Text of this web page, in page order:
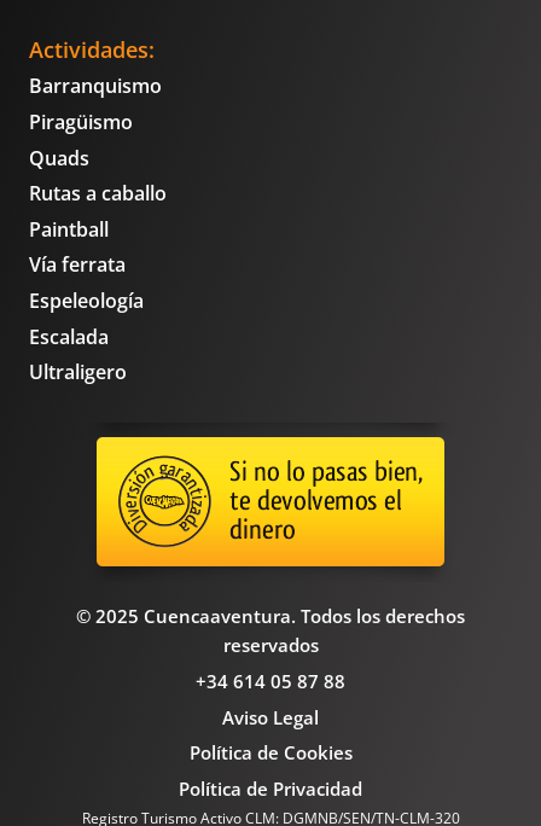
Actividades:
Barranquismo
Piragüismo
Quads
Rutas a caballo
Paintball
Vía ferrata
Espeleología
Escalada
Ultraligero
© 2025 Cuencaaventura. Todos los derechos
reservados
+34 614 05 87 88
Aviso Legal
Política de Cookies
Política de Privacidad
Registro Turismo Activo CLM: DGMNB/SEN/TN-CLM-320